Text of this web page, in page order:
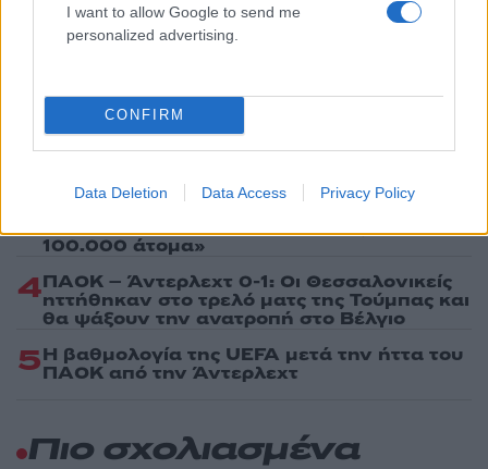
I want to allow Google to send me
personalized advertising.
CONFIRM
Data Deletion Data Access Privacy Policy
Σέρρες: Βίντεο ντοκουμέντο από το
τροχαίο με νεκρούς μητέρα και γιο – Ο
Στα Χανιά για ολιγοήμερες διακοπές ο
Κυριάκος Μητσοτάκης με την σύζυγό του
Μαρέβα
Marfin: Η 46χρονη πήρε προθεσμία για να
απολογηθεί την Τρίτη – «Είναι αθώα,
συμμετείχε στη διαδήλωση όπως και
100.000 άτομα»
4ΠΑΟΚ – Άντερλεχτ 0-1: Οι Θεσσαλονικείς
ηττήθηκαν στο τρελό ματς της Τούμπας και
θα ψάξουν την ανατροπή στο Βέλγιο
5Η βαθμολογία της UEFA μετά την ήττα του
ΠΑΟΚ από την Άντερλεχτ
Πιο σχολιασμένα